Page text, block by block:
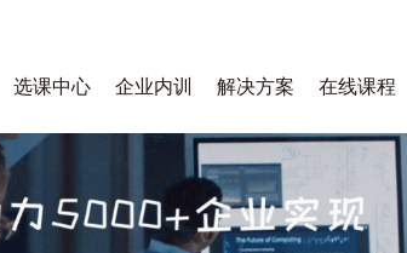
选课中心 企业内训
牌/产品/定位/营销）
精益管理
精益工具（价值流/TPM/
解决方案 在线课程
人才引进 绩效管理